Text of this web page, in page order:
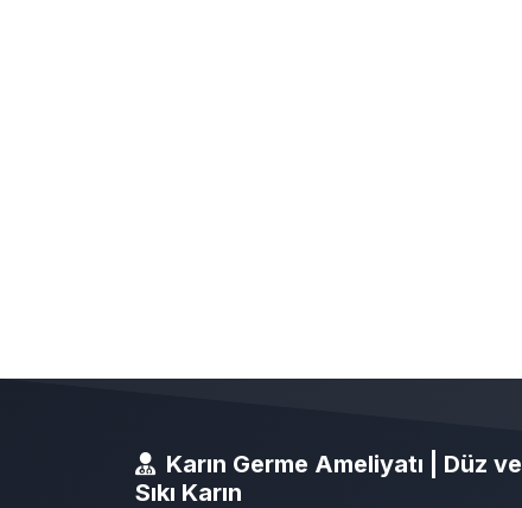
Karın Germe Ameliyatı | Düz ve
Sıkı Karın